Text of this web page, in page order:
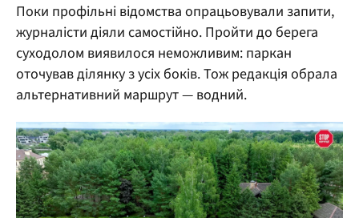
Поки профільні відомства опрацьовували запити,
журналісти діяли самостійно. Пройти до берега
суходолом виявилося неможливим: паркан
оточував ділянку з усіх боків. Тож редакція обрала
альтернативний маршрут — водний.